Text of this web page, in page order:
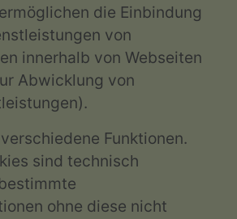
die Einbindung
von
innerhalb von Webseiten
Abwicklung von
Funktionen.
sind technisch
ohne diese nicht